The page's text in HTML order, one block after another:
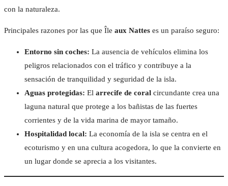
con la naturaleza.
Principales razones por las que Île aux Nattes es un paraíso seguro:
Entorno sin coches: La ausencia de vehículos elimina los
peligros relacionados con el tráfico y contribuye a la
sensación de tranquilidad y seguridad de la isla.
Aguas protegidas: El arrecife de coral circundante crea una
laguna natural que protege a los bañistas de las fuertes
corrientes y de la vida marina de mayor tamaño.
Hospitalidad local: La economía de la isla se centra en el
ecoturismo y en una cultura acogedora, lo que la convierte en
un lugar donde se aprecia a los visitantes.